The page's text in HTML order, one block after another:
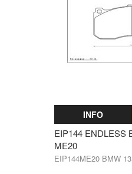
INFO
EIP144 ENDLESS
ME20
EIP144ME20 BMW